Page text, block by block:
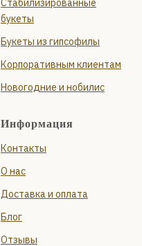
Стабилизированные
букеты
Букеты из гипсофилы
Корпоративным клиентам
Новогодние и нобилис
Информация
Контакты
О нас
Доставка и оплата
Блог
Отзывы